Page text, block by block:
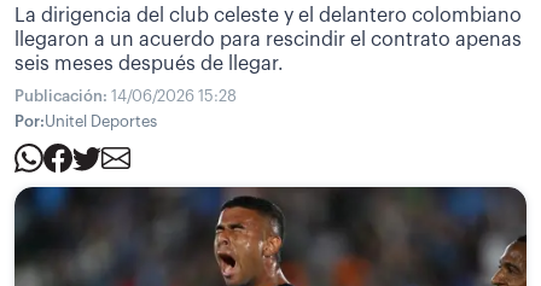
La dirigencia del club celeste y el delantero colombiano
llegaron a un acuerdo para rescindir el contrato apenas
seis meses después de llegar.
Publicación: 14/06/2026 15:28
Por:Unitel Deportes